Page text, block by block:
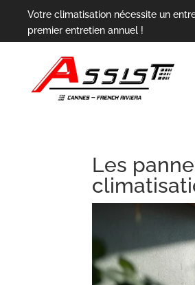
Votre climatisation nécessite un
premier entretien annuel !
Les